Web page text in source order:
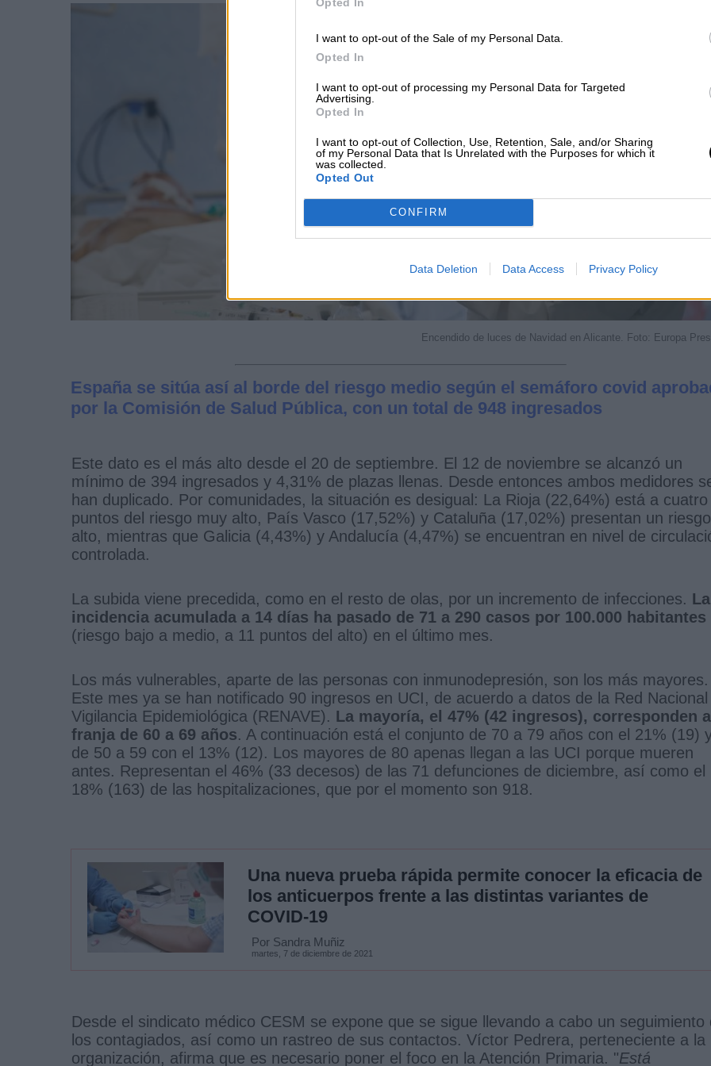
I want to opt-out of the Sale of my Personal Data.
Opted In
I want to opt-out of processing my Personal Data for Targeted
Advertising.
Opted In
I want to opt-out of Collection, Use, Retention, Sale, and/or Sharing
of my Personal Data that Is Unrelated with the Purposes for which it
was collected.
Opted Out
CONFIRM
Data Deletion Data Access Privacy Policy
Encendido de luces de Navidad en Alicante. Foto: Europa
España se sitúa así al borde del riesgo medio según el semáforo covid
por la Comisión de Salud Pública, con un total de 948 ingresados
Este dato es el más alto desde el 20 de septiembre. El 12 de noviembre se alcanzó un
mínimo de 394 ingresados y 4,31% de plazas llenas. Desde entonces ambos medidores
han duplicado. Por comunidades, la situación es desigual: La Rioja (22,64%) está a cuatro
puntos del riesgo muy alto, País Vasco (17,52%) y Cataluña (17,02%) presentan un riesgo
alto, mientras que Galicia (4,43%) y Andalucía (4,47%) se encuentran en nivel de
controlada.
La subida viene precedida, como en el resto de olas, por un incremento de infecciones. La
incidencia acumulada a 14 días ha pasado de 71 a 290 casos por 100.000 habitantes
(riesgo bajo a medio, a 11 puntos del alto) en el último mes.
Los más vulnerables, aparte de las personas con inmunodepresión, son los más mayores.
Este mes ya se han notificado 90 ingresos en UCI, de acuerdo a datos de la Red
Vigilancia Epidemiológica (RENAVE). La mayoría, el 47% (42 ingresos), corresponden
franja de 60 a 69 años. A continuación está el conjunto de 70 a 79 años con el 21% (19)
de 50 a 59 con el 13% (12). Los mayores de 80 apenas llegan a las UCI porque mueren
antes. Representan el 46% (33 decesos) de las 71 defunciones de diciembre, así como el
18% (163) de las hospitalizaciones, que por el momento son 918.
Una nueva prueba rápida permite conocer la eficacia de
los anticuerpos frente a las distintas variantes de
COVID-19
Por Sandra Muñiz
martes, 7 de diciembre de 2021
Desde el sindicato médico CESM se expone que se sigue llevando a cabo un seguimiento
los contagiados, así como un rastreo de sus contactos. Víctor Pedrera, perteneciente a la
organización, afirma que es necesario poner el foco en la Atención Primaria. "Está